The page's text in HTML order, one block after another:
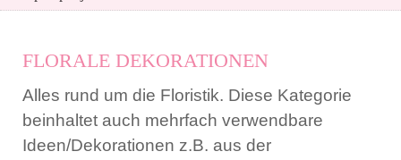
FLORALE DEKORATIONEN
Alles rund um die Floristik. Diese Kategorie
beinhaltet auch mehrfach verwendbare
Ideen/Dekorationen z.B. aus der